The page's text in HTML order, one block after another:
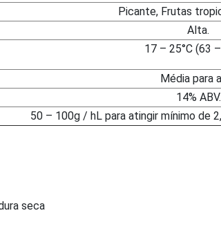
Picante, Frutas
Alta.
17 – 25°C (63
Média para
14% ABV.
50 – 100g / hL para atingir mínimo de
seca